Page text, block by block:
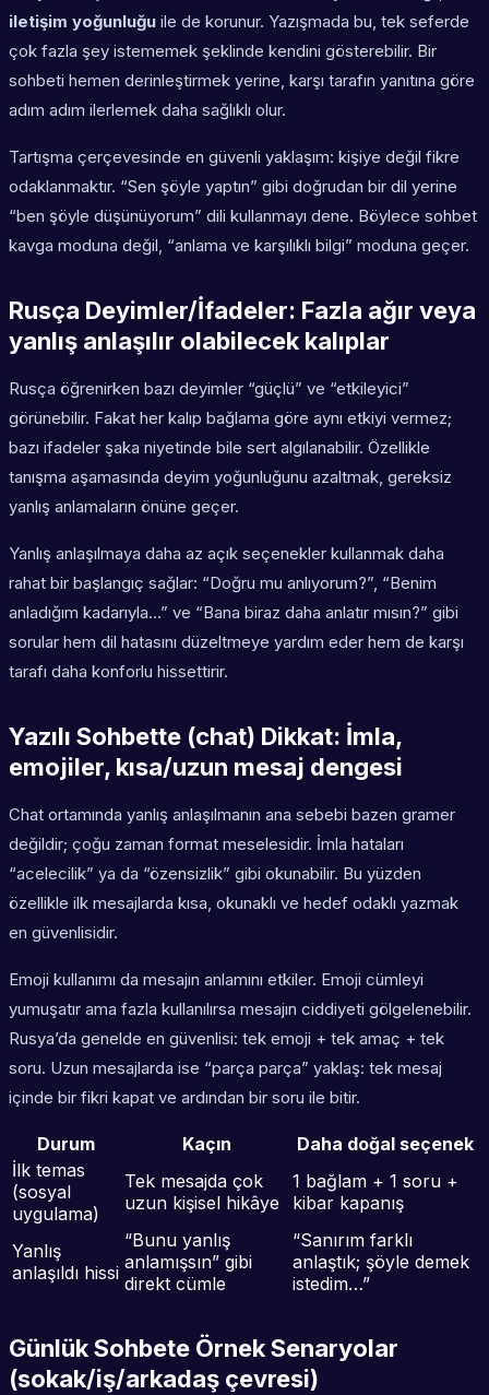
iletişim yoğunluğu ile de korunur. Yazışmada bu, tek seferde
çok fazla şey istememek şeklinde kendini gösterebilir. Bir
sohbeti hemen derinleştirmek yerine, karşı tarafın yanıtına göre
adım adım ilerlemek daha sağlıklı olur.
Tartışma çerçevesinde en güvenli yaklaşım: kişiye değil fikre
odaklanmaktır. “Sen şöyle yaptın” gibi doğrudan bir dil yerine
“ben şöyle düşünüyorum” dili kullanmayı dene. Böylece sohbet
kavga moduna değil, “anlama ve karşılıklı bilgi” moduna geçer.
Rusça Deyimler/İfadeler: Fazla ağır veya
yanlış anlaşılır olabilecek kalıplar
Rusça öğrenirken bazı deyimler “güçlü” ve “etkileyici”
görünebilir. Fakat her kalıp bağlama göre aynı etkiyi vermez;
bazı ifadeler şaka niyetinde bile sert algılanabilir. Özellikle
tanışma aşamasında deyim yoğunluğunu azaltmak, gereksiz
yanlış anlamaların önüne geçer.
Yanlış anlaşılmaya daha az açık seçenekler kullanmak daha
rahat bir başlangıç sağlar: “Doğru mu anlıyorum?”, “Benim
anladığım kadarıyla…” ve “Bana biraz daha anlatır mısın?” gibi
sorular hem dil hatasını düzeltmeye yardım eder hem de karşı
tarafı daha konforlu hissettirir.
Yazılı Sohbette (chat) Dikkat: İmla,
emojiler, kısa/uzun mesaj dengesi
Chat ortamında yanlış anlaşılmanın ana sebebi bazen gramer
değildir; çoğu zaman format meselesidir. İmla hataları
“acelecilik” ya da “özensizlik” gibi okunabilir. Bu yüzden
özellikle ilk mesajlarda kısa, okunaklı ve hedef odaklı yazmak
en güvenlisidir.
Emoji kullanımı da mesajın anlamını etkiler. Emoji cümleyi
yumuşatır ama fazla kullanılırsa mesajın ciddiyeti gölgelenebilir.
Rusya’da genelde en güvenlisi: tek emoji + tek amaç + tek
soru. Uzun mesajlarda ise “parça parça” yaklaş: tek mesaj
içinde bir fikri kapat ve ardından bir soru ile bitir.
Durum Kaçın
Daha doğal seçenek
İlk temas
(sosyal
uygulama)
Tek mesajda çok
uzun kişisel hikâye
1 bağlam + 1 soru +
kibar kapanış
Yanlış
anlaşıldı hissi
“Bunu yanlış
anlamışsın” gibi
direkt cümle
“Sanırım farklı
anlaştık; şöyle demek
istedim…”
Günlük Sohbete Örnek Senaryolar
(sokak/iş/arkadaş çevresi)